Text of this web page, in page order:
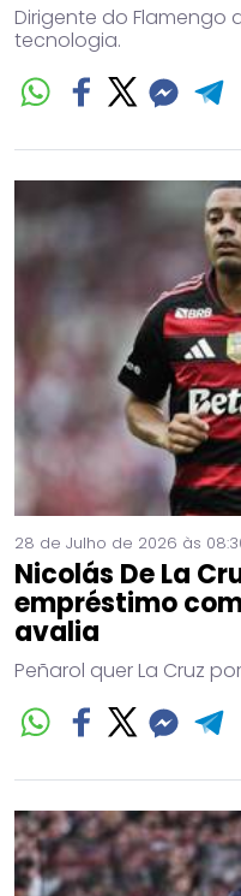
Dirigente do Flamengo
tecnologia.
28 de Julho de 2026 às
Nicolás De La
empréstimo
avalia
Peñarol quer La Cruz